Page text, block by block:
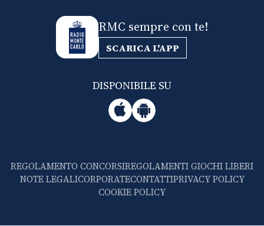
RMC sempre con te!
SCARICA L'APP
DISPONIBILE SU
REGOLAMENTO CONCORSIREGOLAMENTI GIOCHI LIBERI
NOTE LEGALICORPORATECONTATTIPRIVACY POLICY
COOKIE POLICY